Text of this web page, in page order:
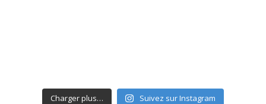
Charger plus… Suivez sur Instagram